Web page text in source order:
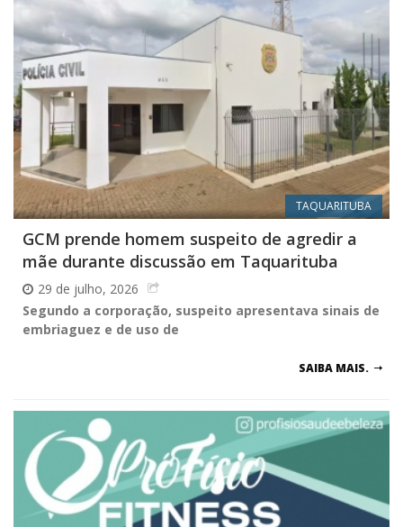
TAQUARITUBA
GCM prende homem suspeito de agredir a
mãe durante discussão em Taquarituba
29 de julho, 2026
Segundo a corporação, suspeito apresentava sinais de
embriaguez e de uso de
SAIBA MAIS.